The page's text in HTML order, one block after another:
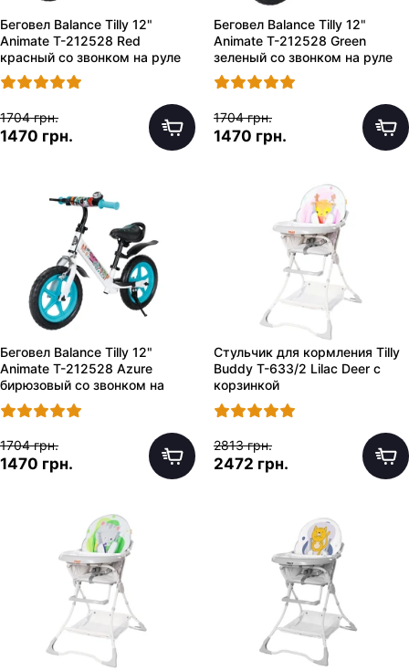
Беговел Balance Tilly 12"
Animate T-212528 Red
красный со звонком на руле
1704 грн.
1470 грн.
Беговел Balance Tilly 12"
Animate T-212528 Green
зеленый со звонком на руле
1704 грн.
1470 грн.
Беговел Balance Tilly 12"
Animate T-212528 Azure
бирюзовый со звонком на
руле
1704 грн.
1470 грн.
Стульчик для кормления Tilly
Buddy T-633/2 Lilac Deer с
корзинкой
2813 грн.
2472 грн.